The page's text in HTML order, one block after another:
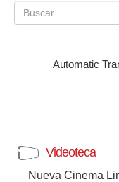
Automatic
Videoteca
Nueva Cinema